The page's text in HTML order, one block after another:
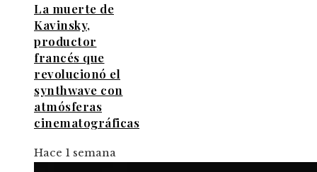
La muerte de
Kavinsky,
productor
francés que
revolucionó el
synthwave con
atmósferas
cinematográficas
Hace 1 semana